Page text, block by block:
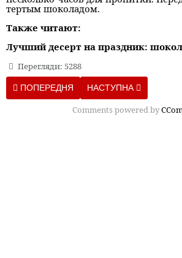
тертым шоколадом.
Также читают:
Лучший десерт на праздник:
Перегляди: 5288
ПОПЕРЕДНЯ СТАТТЯ: БИСКВИТ ДЛЯ
ПОПЕРЕДНЯ НАСТУПНА СТАТТЯ:
НАСТУПНА
Comments powered by